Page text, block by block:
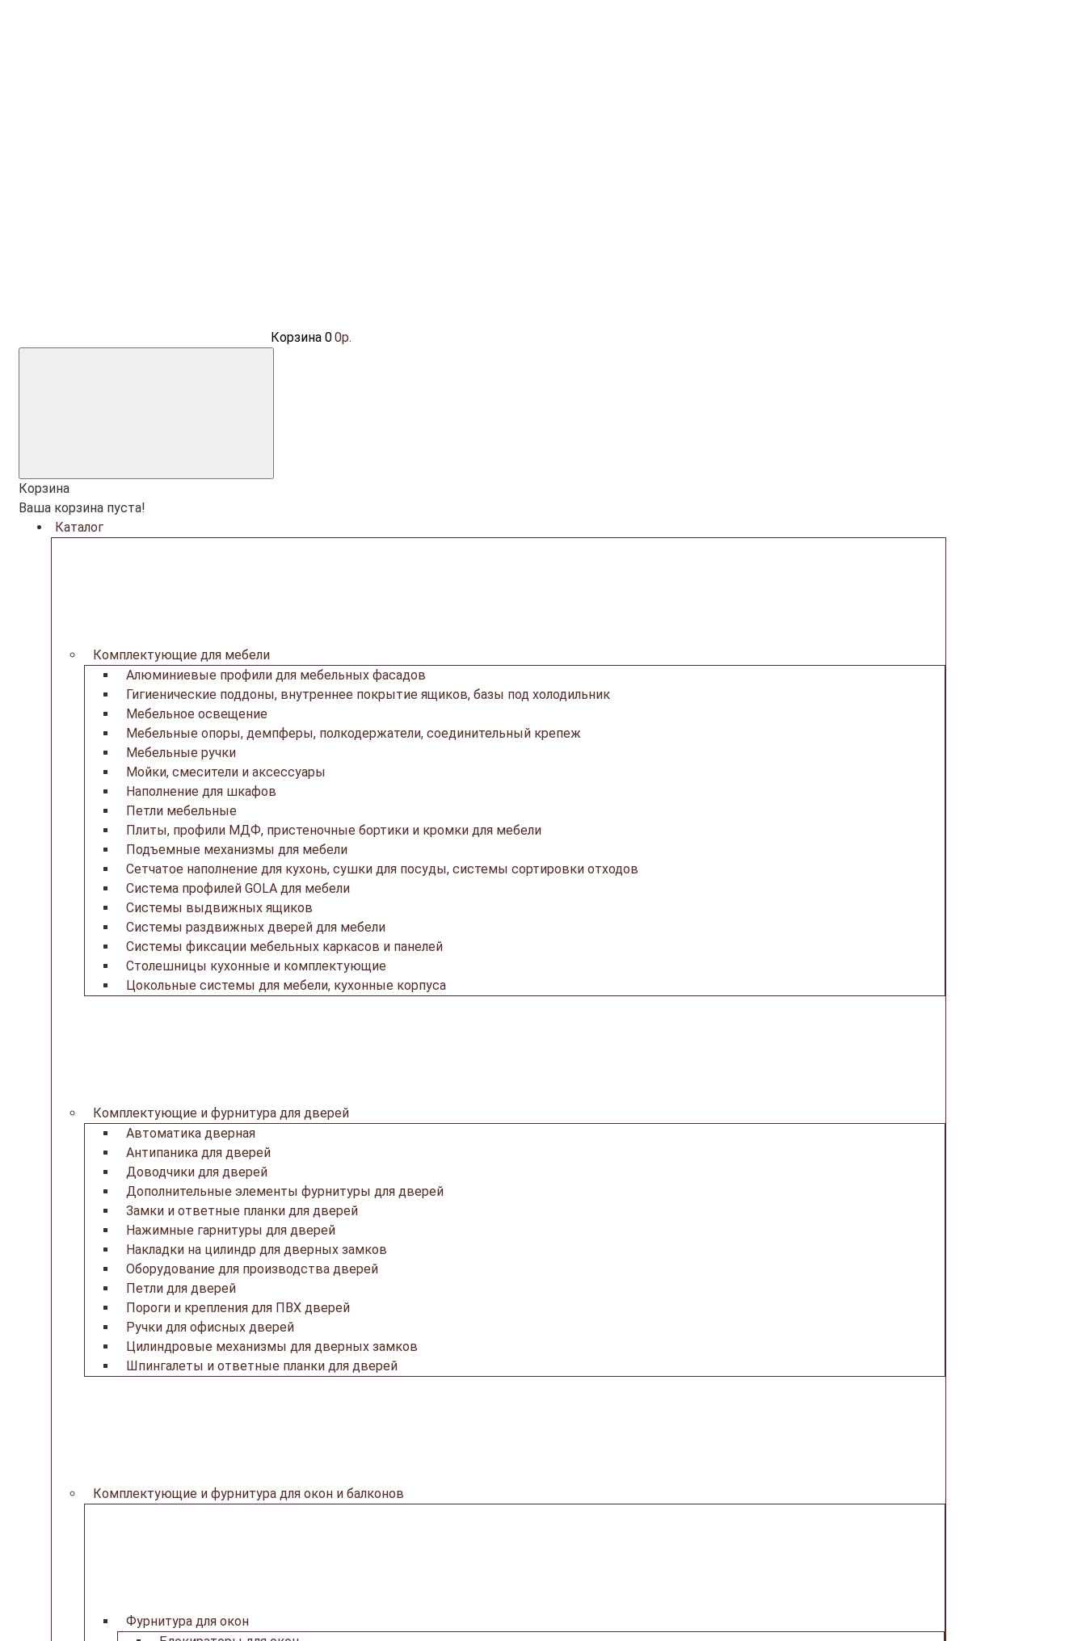
Корзина 00р.
Корзина
Ваша корзина пуста!
Каталог
Комплектующие для мебели
Алюминиевые профили для мебельных фасадов
Гигиенические поддоны, внутреннее покрытие ящиков, базы под холодильник
Мебельное освещение
Мебельные опоры, демпферы, полкодержатели, соединительный крепеж
Мебельные ручки
Мойки, смесители и аксессуары
Наполнение для шкафов
Петли мебельные
Плиты, профили МДФ, пристеночные бортики и кромки для мебели
Подъемные механизмы для мебели
Сетчатое наполнение для кухонь, сушки для посуды, системы сортировки отходов
Система профилей GOLA для мебели
Системы выдвижных ящиков
Системы раздвижных дверей для мебели
Системы фиксации мебельных каркасов и панелей
Столешницы кухонные и комплектующие
Цокольные системы для мебели, кухонные корпуса
Комплектующие и фурнитура для дверей
Автоматика дверная
Антипаника для дверей
Доводчики для дверей
Дополнительные элементы фурнитуры для дверей
Замки и ответные планки для дверей
Нажимные гарнитуры для дверей
Накладки на цилиндр для дверных замков
Оборудование для производства дверей
Петли для дверей
Пороги и крепления для ПВХ дверей
Ручки для офисных дверей
Цилиндровые механизмы для дверных замков
Шпингалеты и ответные планки для дверей
Комплектующие и фурнитура для окон и балконов
Фурнитура для окон